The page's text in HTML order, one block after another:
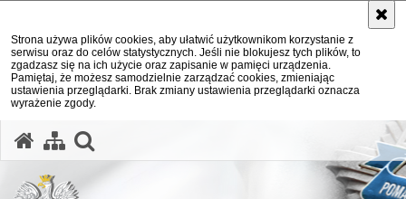
Strona używa plików cookies, aby ułatwić użytkownikom korzystanie z
serwisu oraz do celów statystycznych. Jeśli nie blokujesz tych plików, to
zgadzasz się na ich użycie oraz zapisanie w pamięci urządzenia.
Pamiętaj, że możesz samodzielnie zarządzać cookies, zmieniając
ustawienia przeglądarki. Brak zmiany ustawienia przeglądarki oznacza
wyrażenie zgody.